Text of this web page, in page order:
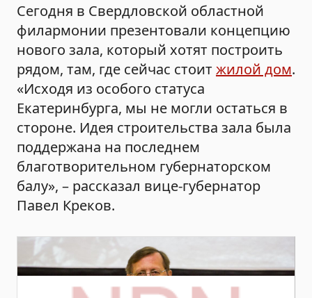
Сегодня в Свердловской областной
филармонии презентовали концепцию
нового зала, который хотят построить
рядом, там, где сейчас стоит жилой дом.
«Исходя из особого статуса
Екатеринбурга, мы не могли остаться в
стороне. Идея строительства зала была
поддержана на последнем
благотворительном губернаторском
балу», – рассказал вице-губернатор
Павел Креков.